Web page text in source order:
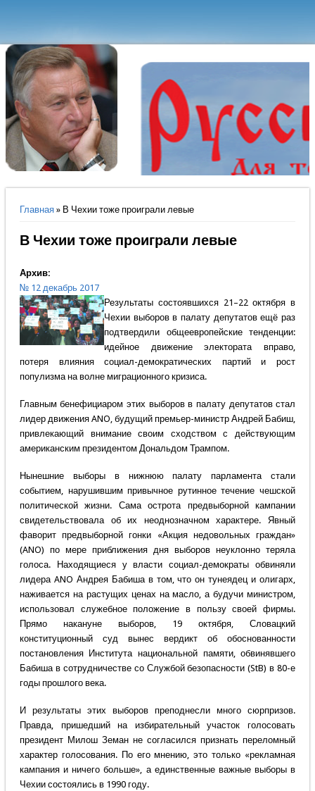
Вы здесь
Главная» В Чехии тоже проиграли левые
В Чехии тоже проиграли левые
Архив:
№ 12 декабрь 2017
Результаты состоявшихся 21–22 октября в
Чехии выборов в палату депутатов ещё раз
подтвердили общеевропейские тенденции:
идейное движение электората вправо,
потеря влияния социал-демократических партий и рост
популизма на волне миграционного кризиса.
Главным бенефициаром этих выборов в палату депутатов стал
лидер движения ANO, будущий премьер-министр Андрей Бабиш,
привлекающий внимание своим сходством с действующим
американским президентом Дональдом Трампом.
Нынешние выборы в нижнюю палату парламента стали
событием, нарушившим привычное рутинное течение чешской
политической жизни. Сама острота предвыборной кампании
свидетельствовала об их неоднозначном характере. Явный
фаворит предвыборной гонки «Акция недовольных граждан»
(ANO) по мере приближения дня выборов неуклонно теряла
голоса. Находящиеся у власти социал-демократы обвиняли
лидера ANO Андрея Бабиша в том, что он тунеядец и олигарх,
наживается на растущих ценах на масло, а будучи министром,
использовал служебное положение в пользу своей фирмы.
Прямо накануне выборов, 19 октября, Словацкий
конституционный суд вынес вердикт об обоснованности
постановления Института национальной памяти, обвинявшего
Бабиша в сотрудничестве со Службой безопасности (StB) в 80-е
годы прошлого века.
И результаты этих выборов преподнесли много сюрпризов.
Правда, пришедший на избирательный участок голосовать
президент Милош Земан не согласился признать переломный
характер голосования. По его мнению, это только «рекламная
кампания и ничего больше», а единственные важные выборы в
Чехии состоялись в 1990 году.